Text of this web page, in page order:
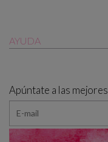
AYUDA
Apúntate a las mejores